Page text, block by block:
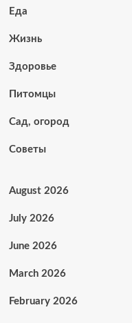
Еда
Жизнь
Здоровье
Питомцы
Сад, огород
Советы
August 2026
July 2026
June 2026
March 2026
February 2026